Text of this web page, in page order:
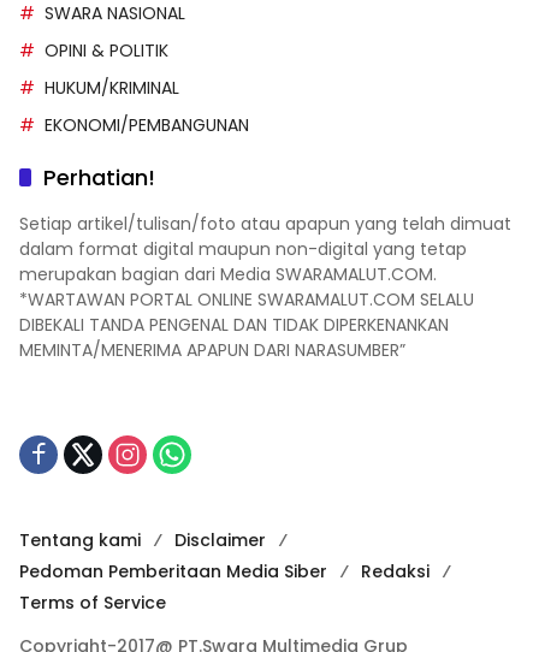
SWARA NASIONAL
OPINI & POLITIK
HUKUM/KRIMINAL
EKONOMI/PEMBANGUNAN
Perhatian!
Setiap artikel/tulisan/foto atau apapun yang telah dimuat
dalam format digital maupun non-digital yang tetap
merupakan bagian dari Media SWARAMALUT.COM.
*WARTAWAN PORTAL ONLINE SWARAMALUT.COM SELALU
DIBEKALI TANDA PENGENAL DAN TIDAK DIPERKENANKAN
MEMINTA/MENERIMA APAPUN DARI NARASUMBER”
Tentang kami
Disclaimer
Pedoman Pemberitaan Media Siber
Redaksi
Terms of Service
Copyright-2017@ PT.Swara Multimedia Grup